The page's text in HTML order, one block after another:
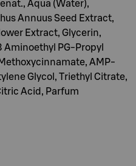
Aqua (Water),
Annuus Seed Extract,
Extract, Glycerin,
PG-Propyl
AMP-
Glycol, Triethyl Citrate,
Acid, Parfum